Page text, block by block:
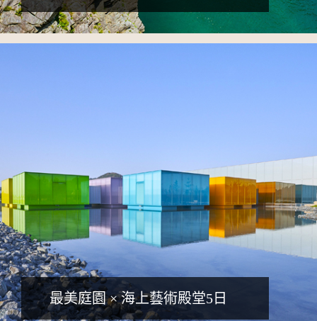
最美庭園 × 海上藝術殿堂5日